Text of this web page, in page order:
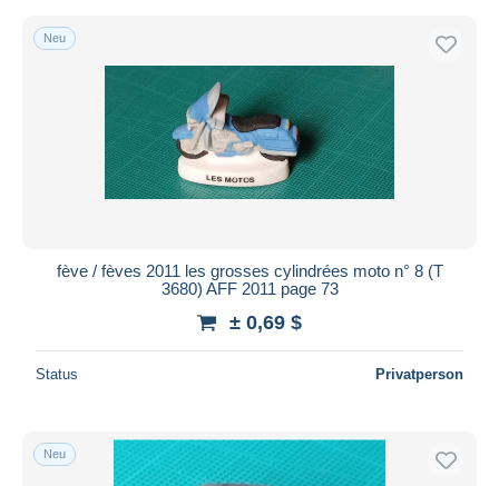
Neu
fève / fèves 2011 les grosses cylindrées moto n° 8 (T
3680) AFF 2011 page 73
± 0,69 $
Status Privatperson
Neu